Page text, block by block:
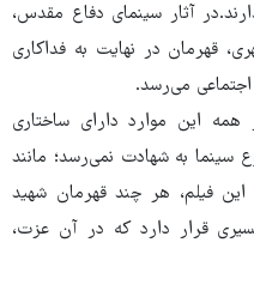
آثار سینمای دفاع مقدس،
قهرمان در نهایت به فداکاری
می‌رسد.
این موارد دارای ساختاری
سینما به شهادت نمی‌رسد؛ مانند
فیلم، هر چند قهرمان شهید
قرار دارد که در آن عزت،